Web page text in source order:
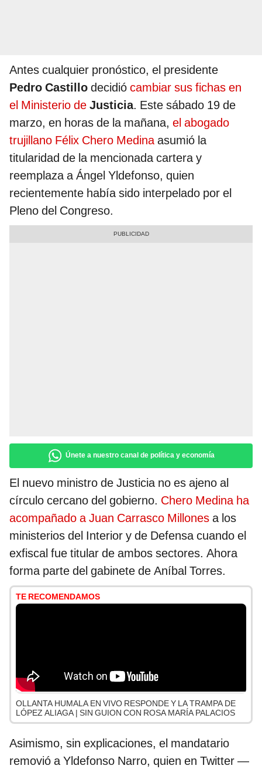
Antes cualquier pronóstico, el presidente
Pedro Castillo decidió cambiar sus fichas en
el Ministerio de Justicia. Este sábado 19 de
marzo, en horas de la mañana, el abogado
trujillano Félix Chero Medinaasumió la
titularidad de la mencionada cartera y
reemplaza a Ángel Yldefonso, quien
recientemente había sido interpelado por el
Pleno del Congreso.
Únete a nuestro canal de política y economía
El nuevo ministro de Justicia no es ajeno al
círculo cercano del gobierno. Chero Medina ha
acompañado a Juan Carrasco Millones a los
ministerios del Interior y de Defensa cuando el
exfiscal fue titular de ambos sectores. Ahora
forma parte del gabinete de Aníbal Torres.
TE RECOMENDAMOS
OLLANTA HUMALA EN VIVO RESPONDE Y LA TRAMPA DE
LÓPEZ ALIAGA | SIN GUION CON ROSA MARÍA PALACIOS
Asimismo, sin explicaciones, el mandatario
removió a Yldefonso Narro, quien en Twitter —